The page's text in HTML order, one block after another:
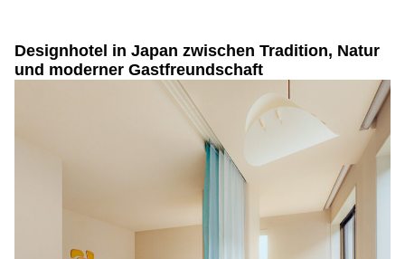
Designhotel in Japan zwischen Tradition, Natur
und moderner Gastfreundschaft